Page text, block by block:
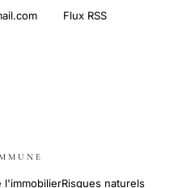
Flux RSS
l'immobilierRisques naturels